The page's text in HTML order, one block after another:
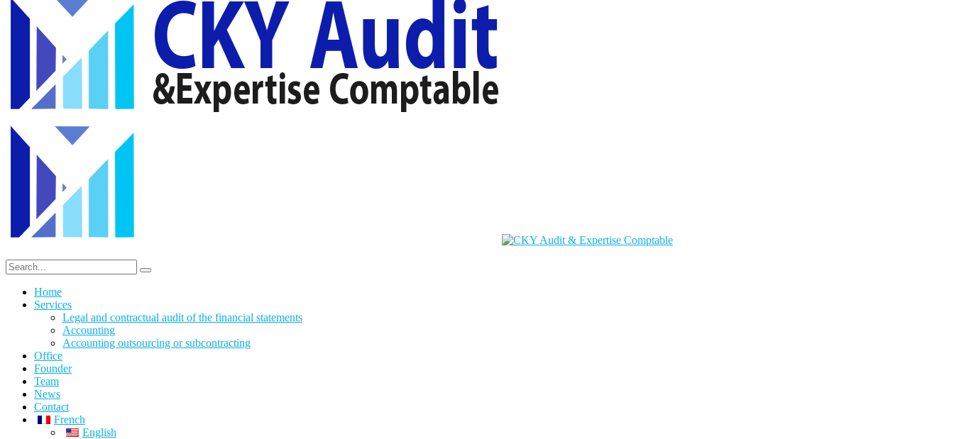
Home
Services
Legal and contractual audit of the financial statements
Accounting
Accounting outsourcing or subcontracting
Office
Founder
Team
News
Contact
French
English